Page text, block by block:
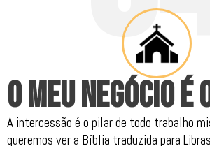
O MEU NEGÓCIO É
A intercessão é o pilar de todo trabalho
queremos ver a Bíblia traduzida para